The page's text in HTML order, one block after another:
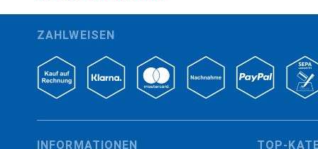
ZAHLWEISEN
INFORMATIONEN TOP-